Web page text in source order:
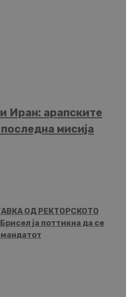
Иран: арапските
мисија
ОД РЕКТОРСКОТО
ја поттикна да се
мандатот